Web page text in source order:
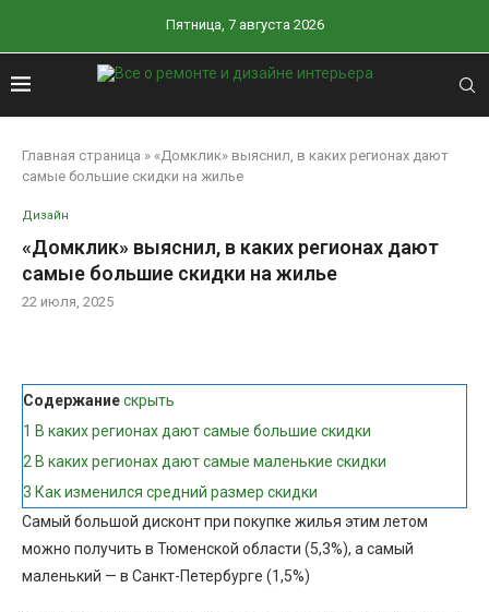
Пятница, 7 августа 2026
Главная страница » «Домклик» выяснил, в каких регионах дают
самые большие скидки на жилье
Дизайн
«Домклик» выяснил, в каких регионах дают
самые большие скидки на жилье
22 июля, 2025
Содержаниескрыть
1 В каких регионах дают самые большие скидки
2 В каких регионах дают самые маленькие скидки
3 Как изменился средний размер скидки
Самый большой дисконт при покупке жилья этим летом
можно получить в Тюменской области (5,3%), а самый
маленький — в Санкт-Петербурге (1,5%)